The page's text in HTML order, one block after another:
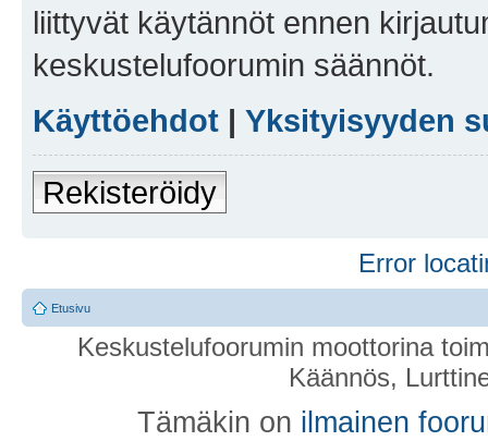
liittyvät käytännöt ennen
keskustelufoorumin säännöt.
Käyttöehdot | Yksityisyyden
Rekisteröidy
Error
Etusivu
Keskustelufoorumin moottorina
Käännös,
Tämäkin on ilmainen